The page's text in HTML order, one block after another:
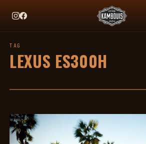
TAG HEUER X TEAM
TAG
LEXUS ES300H